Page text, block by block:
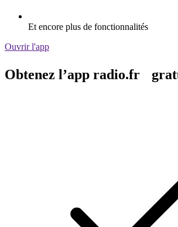
Et encore plus de fonctionnalités
Ouvrir l'app
Obtenez l’app radio.fr